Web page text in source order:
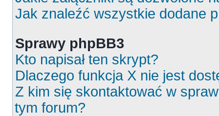
Jak znaleźć wszystkie dodane
Sprawy phpBB3
Kto napisał ten skrypt?
Dlaczego funkcja X nie jest
Z kim się skontaktować w
tym forum?